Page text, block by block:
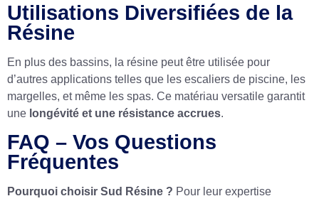
Utilisations Diversifiées de la
Résine
En plus des bassins, la résine peut être utilisée pour
d’autres applications telles que les escaliers de piscine, les
margelles, et même les spas. Ce matériau versatile garantit
une longévité et une résistance accrues.
FAQ – Vos Questions
Fréquentes
Pourquoi choisir Sud Résine ? Pour leur expertise